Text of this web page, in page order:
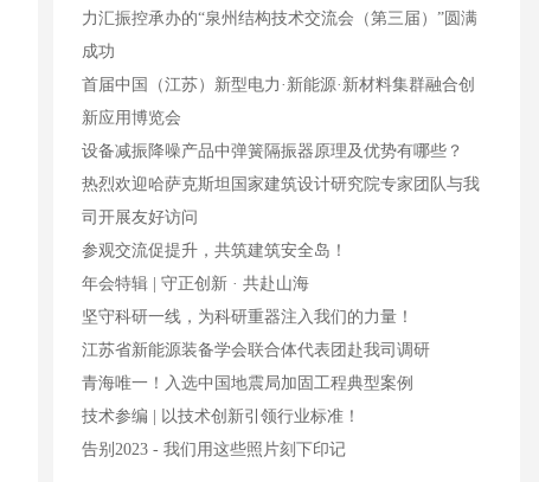
力汇振控承办的“泉州结构技术交流会（第三届）”圆满
成功
首届中国（江苏）新型电力·新能源·新材料集群融合创
新应用博览会
设备减振降噪产品中弹簧隔振器原理及优势有哪些？
热烈欢迎哈萨克斯坦国家建筑设计研究院专家团队与我
司开展友好访问
参观交流促提升，共筑建筑安全岛！
年会特辑 | 守正创新 · 共赴山海
坚守科研一线，为科研重器注入我们的力量！
江苏省新能源装备学会联合体代表团赴我司调研
青海唯一！入选中国地震局加固工程典型案例
技术参编 | 以技术创新引领行业标准！
告别2023 - 我们用这些照片刻下印记